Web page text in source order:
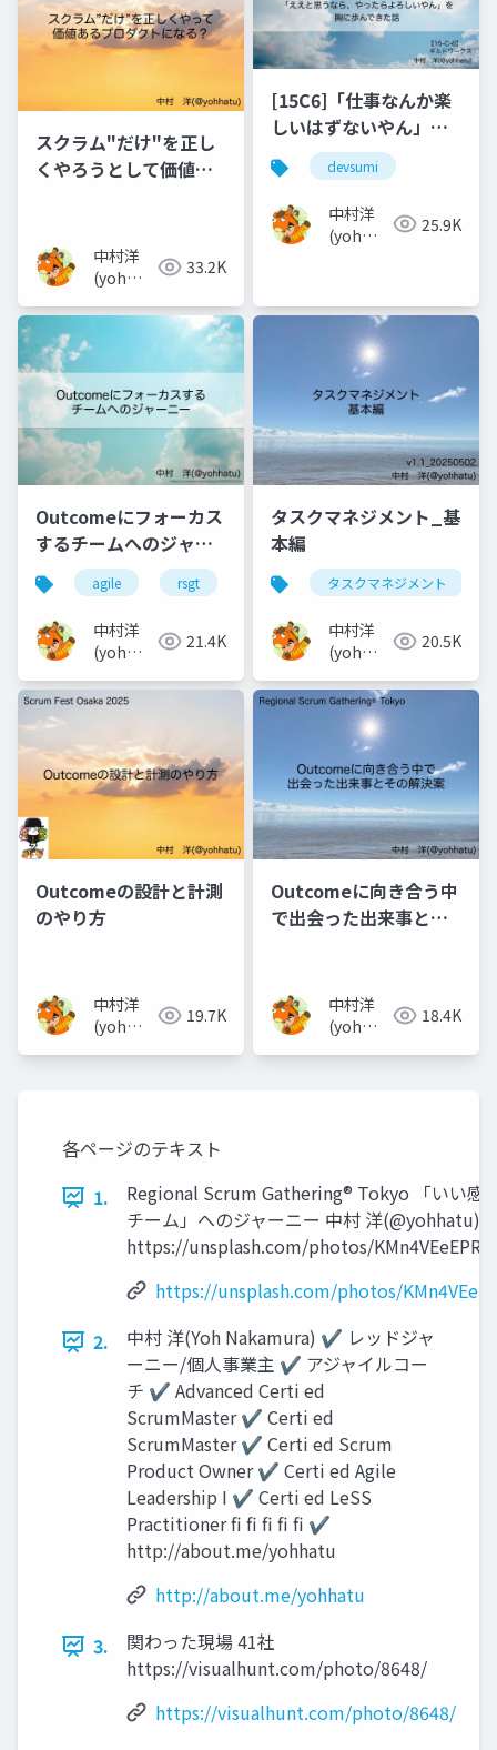
スクラム"だけ"を正し
くやろうとして価値あ
中村洋
(yoh
33.2K
[15C6]「仕事なんか楽
しいはずないやん」に
反発し「ええと思うな
ら、やったらよろしい
やん」を胸に歩んでき
た話_2
devsumi
中村洋
(yoh
25.9K
Outcomeにフォーカス
するチームへのジャー
ニー
agile rsgt
中村洋
(yoh
21.4K
タスクマネジメント_基
本編
タスクマネジメント
中村洋
(yoh
20.5K
Outcomeの設計と計測
のやり方
中村洋
(yoh
19.7K
Outcomeに向き合う中
で出会った出来事とそ
中村洋
(yoh
18.4K
各ページのテキスト
1.
Regional Scrum Gathering® Tokyo 「いい感
チーム」へのジャーニー 中村 洋(@yohhatu)
https://unsplash.com/photos/KMn4VEeEPR8
https://unsplash.com/photos/
2.
中村 洋(Yoh Nakamura) ✔ レッドジャ
ーニー/個人事業主 ✔ アジャイルコー
チ ✔ Advanced Certi ed
ScrumMaster ✔ Certi ed
ScrumMaster ✔ Certi ed Scrum
Product Owner ✔ Certi ed Agile
Leadership I ✔ Certi ed LeSS
Practitioner fi fi fi fi fi ✔
http://about.me/yohhatu
http://about.me/yohhatu
3.
関わった現場 41社
https://visualhunt.com/photo/8648/
https://visualhunt.com/photo/8648/